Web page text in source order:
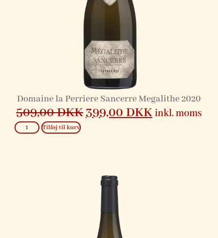
Domaine la Perriere Sancerre Megalithe 2020
509,00DKK399,00DKKinkl. moms
Tilføj til kurv